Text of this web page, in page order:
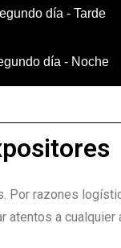
día - Tarde
día - Noche
razones
a